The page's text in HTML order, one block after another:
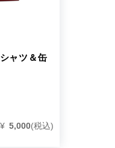
ャツ＆缶
¥ 5,000(税込)